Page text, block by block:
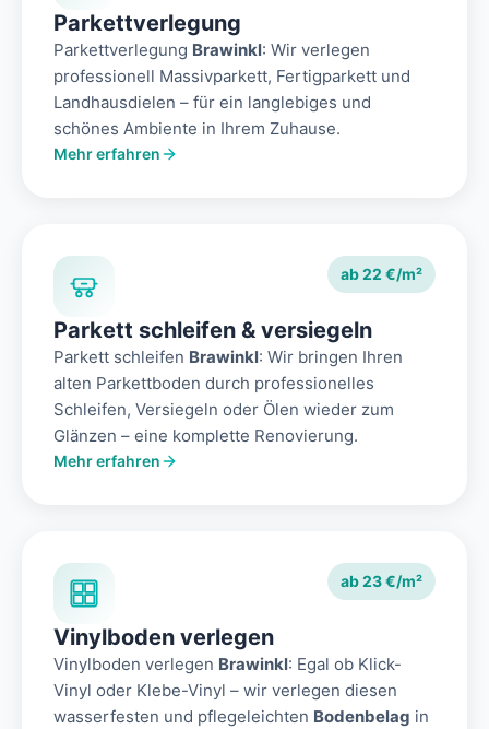
Parkettverlegung
Parkettverlegung Brawinkl: Wir verlegen
professionell Massivparkett, Fertigparkett und
Landhausdielen – für ein langlebiges und
schönes Ambiente in Ihrem Zuhause.
Mehr erfahren
ab 22 €/m²
Parkett schleifen & versiegeln
Parkett schleifen Brawinkl: Wir bringen Ihren
alten Parkettboden durch professionelles
Schleifen, Versiegeln oder Ölen wieder zum
Glänzen – eine komplette Renovierung.
Mehr erfahren
ab 23 €/m²
Vinylboden verlegen
Vinylboden verlegen Brawinkl: Egal ob Klick-
Vinyl oder Klebe-Vinyl – wir verlegen diesen
wasserfesten und pflegeleichten Bodenbelag in